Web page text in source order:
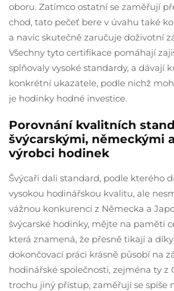
oboru. Zatímco ostatní se zaměřují
chod, tato pečeť bere v úvahu také
a navíc skutečně zaručuje doživotní
Všechny tyto certifikace pomáhají
splňovaly vysoké standardy, a dávají
konkrétní ukazatele, podle nichž
je hodinky hodné investice.
Porovnání kvalitních
švýcarskými, německými
výrobci hodinek
Švýcaři dali standard, podle kterého
vysokou hodinářskou kvalitu, ale
vážnou konkurenci z Německa a
švýcarské hodinky, mějte na paměti
která znamená, že přesně tikají a
dokončovací práci krásně působí na
hodinářské společnosti, zejména ty z
trochu jiný přístup, zaměřují se spíše